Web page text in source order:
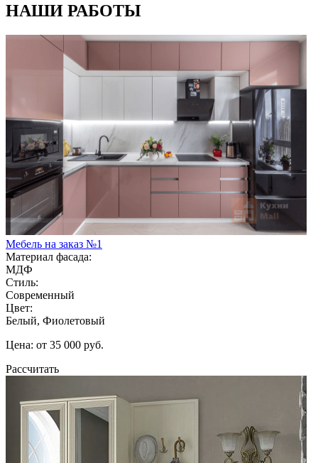
НАШИ РАБОТЫ
Мебель на заказ №1
Материал фасада:
МДФ
Стиль:
Современный
Цвет:
Белый, Фиолетовый
Цена: от 35 000 руб.
Рассчитать